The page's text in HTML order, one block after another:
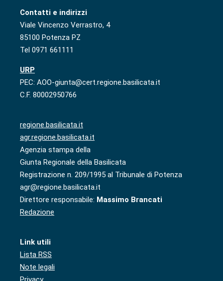
Contatti e indirizzi
Viale Vincenzo Verrastro, 4
85100 Potenza PZ
Tel 0971 661111
URP
PEC: AOO-giunta@cert.regione.basilicata.it
C.F. 80002950766
regione.basilicata.it
agr.regione.basilicata.it
Agenzia stampa della
Giunta Regionale della Basilicata
Registrazione n. 209/1995 al Tribunale di Potenza
agr@regione.basilicata.it
Direttore responsabile: Massimo Brancati
Redazione
Link utili
Lista RSS
Note legali